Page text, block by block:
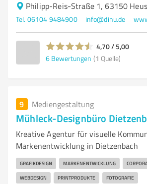
Philipp-Reis-Straße 1, 63150
Tel. 06104 9484900 info@dinu.de
4,70 / 5,00
6 Bewertungen (1 Quelle)
9 Mediengestaltung
Mühleck-Designbüro
Kreative Agentur für visuelle
Markenentwicklung in Dietzenbach
GRAFIKDESIGN MARKENENTWICKLUNG
WEBDESIGN PRINTPRODUKTE FOTOGRAFIE